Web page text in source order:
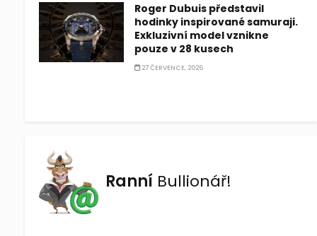
Roger Dubuis představil
hodinky inspirované samuraji.
Exkluzivní model vznikne
pouze v 28 kusech
27 ČERVENCE, 2026
Ranní Bullionář!